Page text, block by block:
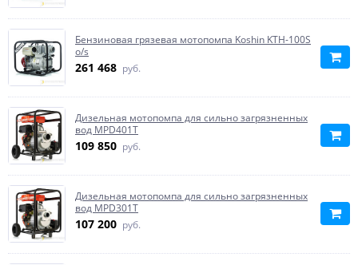
Бензиновая грязевая мотопомпа Koshin KTH-100S
o/s
261 468 руб.
Дизельная мотопомпа для сильно загрязненных
вод MPD401T
109 850 руб.
Дизельная мотопомпа для сильно загрязненных
вод MPD301T
107 200 руб.